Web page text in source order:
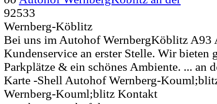
92533
Wernberg-Köblitz
Bei uns im Autohof WernbergKöblitz A93
Kundenservice an erster Stelle. Wir bieten
Parkplätze & ein schönes Ambiente. ... an
Karte -Shell Autohof Wernberg-
Wernberg-Kouml;blitz Kontakt